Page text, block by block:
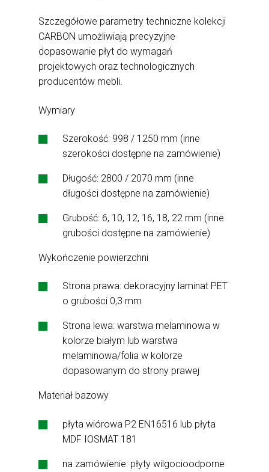
Szczegółowe parametry techniczne kolekcji
CARBON umożliwiają precyzyjne
dopasowanie płyt do wymagań
projektowych oraz technologicznych
producentów mebli.
Wymiary
Szerokość: 998 / 1250 mm (inne
szerokości dostępne na zamówienie)
Długość: 2800 / 2070 mm (inne
długości dostępne na zamówienie)
Grubość: 6, 10, 12, 16, 18, 22 mm (inne
grubości dostępne na zamówienie)
Wykończenie powierzchni
Strona prawa: dekoracyjny laminat PET
o grubości 0,3 mm
Strona lewa: warstwa melaminowa w
kolorze białym lub warstwa
melaminowa/folia w kolorze
dopasowanym do strony prawej
Materiał bazowy
płyta wiórowa P2 EN16516 lub płyta
MDF IOSMAT 181
na zamówienie: płyty wilgocioodporne